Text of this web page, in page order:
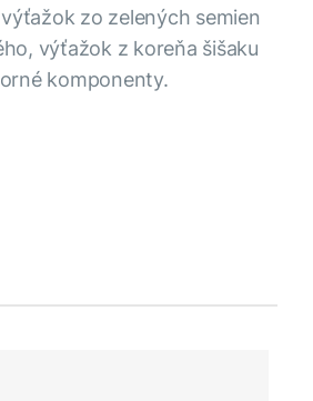
zo zelených semien
výťažok z koreňa šišaku
komponenty.